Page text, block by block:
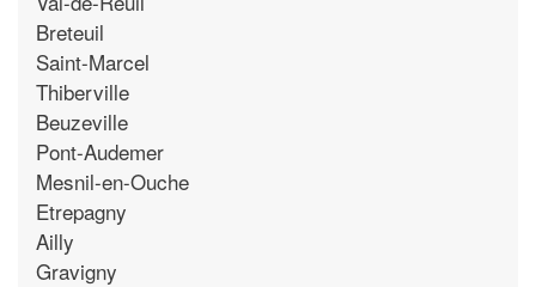
Breteuil
Saint-Marcel
Thiberville
Beuzeville
Pont-Audemer
Mesnil-en-Ouche
Etrepagny
Ailly
Gravigny